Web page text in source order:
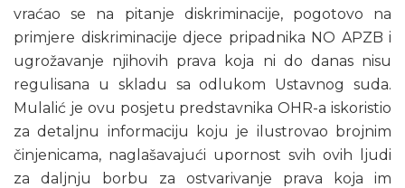
vraćao se na pitanje diskriminacije, pogotovo na
primjere diskriminacije djece pripadnika NO APZB i
ugrožavanje njihovih prava koja ni do danas nisu
regulisana u skladu sa odlukom Ustavnog suda.
Mulalić je ovu posjetu predstavnika OHR-a iskoristio
za detaljnu informaciju koju je ilustrovao brojnim
činjenicama, naglašavajući upornost svih ovih ljudi
za daljnju borbu za ostvarivanje prava koja im